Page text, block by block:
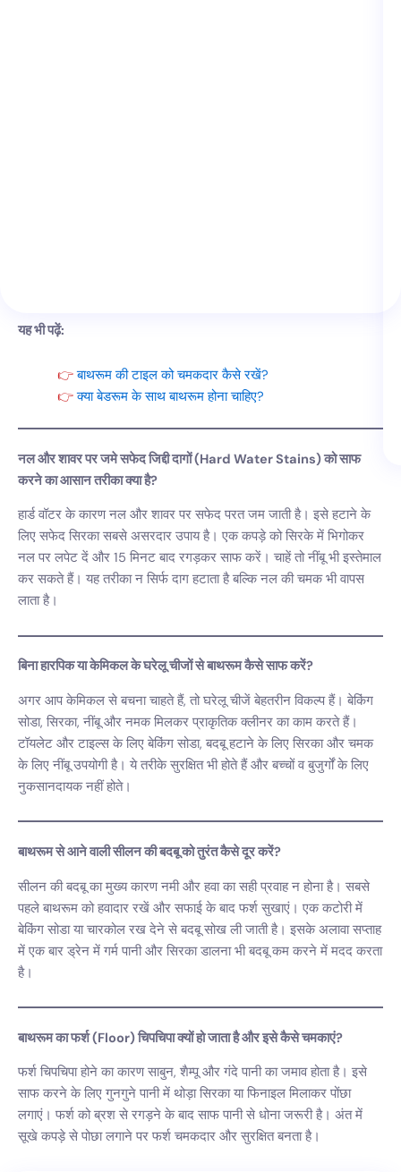
यह भी पढ़ें:
बाथरूम की टाइल को चमकदार कैसे रखें?
क्या बेडरूम के साथ बाथरूम होना चाहिए?
नल और शावर पर जमे सफेद जिद्दी दागों (Hard Water Stains) को साफ
करने का आसान तरीका क्या है?
हार्ड वॉटर के कारण नल और शावर पर सफेद परत जम जाती है। इसे हटाने के
लिए सफेद सिरका सबसे असरदार उपाय है। एक कपड़े को सिरके में भिगोकर
नल पर लपेट दें और 15 मिनट बाद रगड़कर साफ करें। चाहें तो नींबू भी इस्तेमाल
कर सकते हैं। यह तरीका न सिर्फ दाग हटाता है बल्कि नल की चमक भी वापस
लाता है।
बिना हारपिक या केमिकल के घरेलू चीजों से बाथरूम कैसे साफ करें?
अगर आप केमिकल से बचना चाहते हैं, तो घरेलू चीजें बेहतरीन विकल्प हैं। बेकिंग
सोडा, सिरका, नींबू और नमक मिलकर प्राकृतिक क्लीनर का काम करते हैं।
टॉयलेट और टाइल्स के लिए बेकिंग सोडा, बदबू हटाने के लिए सिरका और चमक
के लिए नींबू उपयोगी है। ये तरीके सुरक्षित भी होते हैं और बच्चों व बुजुर्गों के लिए
नुकसानदायक नहीं होते।
बाथरूम से आने वाली सीलन की बदबू को तुरंत कैसे दूर करें?
सीलन की बदबू का मुख्य कारण नमी और हवा का सही प्रवाह न होना है। सबसे
पहले बाथरूम को हवादार रखें और सफाई के बाद फर्श सुखाएं। एक कटोरी में
बेकिंग सोडा या चारकोल रख देने से बदबू सोख ली जाती है। इसके अलावा सप्ताह
में एक बार ड्रेन में गर्म पानी और सिरका डालना भी बदबू कम करने में मदद करता
है।
बाथरूम का फर्श (Floor) चिपचिपा क्यों हो जाता है और इसे कैसे चमकाएं?
फर्श चिपचिपा होने का कारण साबुन, शैम्पू और गंदे पानी का जमाव होता है। इसे
साफ करने के लिए गुनगुने पानी में थोड़ा सिरका या फिनाइल मिलाकर पोंछा
लगाएं। फर्श को ब्रश से रगड़ने के बाद साफ पानी से धोना जरूरी है। अंत में
सूखे कपड़े से पोछा लगाने पर फर्श चमकदार और सुरक्षित बनता है।